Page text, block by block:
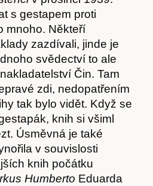
Akce
s gestapem proti
mnoho. Někteří
zazdívali, jinde je
svědectví to ale
Čin. Tam
zdi, nedopatřením
tak bylo vidět. Když se
knih si všiml
Úsměvná je také
v souvislosti
knih počátku
Humberto Eduarda